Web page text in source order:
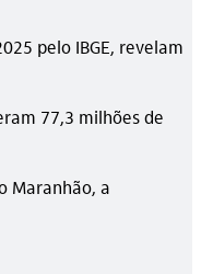
pelo IBGE, revelam
77,3 milhões de
Maranhão, a